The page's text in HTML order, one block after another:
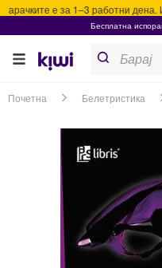
е за 1–3 работни дена.
Бесплатна
search
Почетна Белетристика